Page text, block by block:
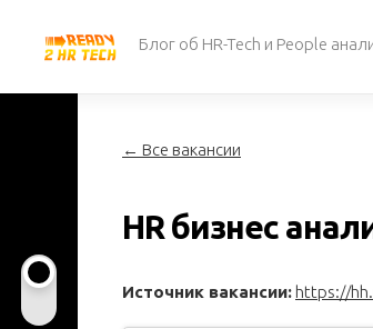
содержанию
Блог об HR-Tech и People
← Все вакансии
HR бизнес
Источник вакансии: https://